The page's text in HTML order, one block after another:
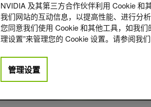
NVIDIA 及其第三方合作伙伴利用 Cookie 和
我们网站的互动信息，以提高性能、进行分
您同意我们使用 Cookie 和其他工具，如我们
理设置”来管理您的 Cookie 设置。请参阅我
管理设置